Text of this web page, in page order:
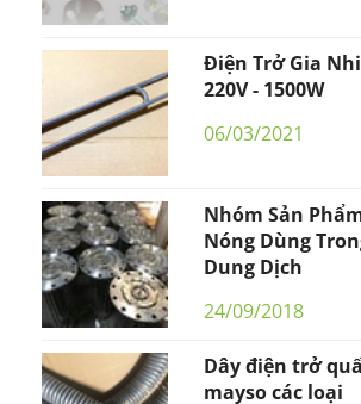
Điện Trở Gia
220V - 1500W
06/03/2021
Nhóm Sản
Nóng Dùng
Dung Dịch
24/09/2018
Dây điện trở
mayso các loại